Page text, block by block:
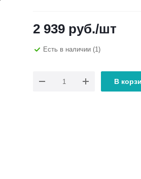
2 939 руб./шт
Есть в наличии (1)
В